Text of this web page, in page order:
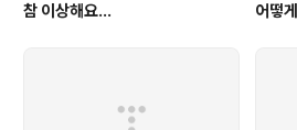
참 이상해요...
어떻